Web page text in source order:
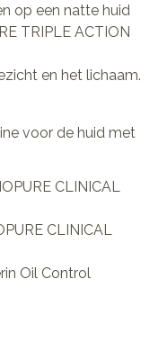
op een natte huid
TRIPLE ACTION
en het lichaam.
voor de huid met
CLINICAL
CLINICAL
Oil Control